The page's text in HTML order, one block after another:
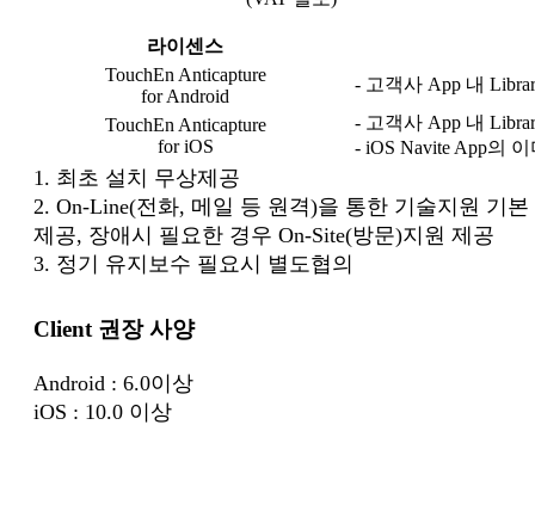
라이센스
TouchEn Anticapture
for Android
- 고객사 App 내
TouchEn Anticapture
for iOS
- 고객사 App 내
- iOS Navite App의
1. 최초 설치 무상제공
2. On-Line(전화, 메일 등 원격)을 통한 기술지원 기본
제공, 장애시 필요한 경우 On-Site(방문)지원 제
3. 정기 유지보수 필요시 별도협의
Client 권장 사양
Android : 6.0이상
iOS : 10.0 이상